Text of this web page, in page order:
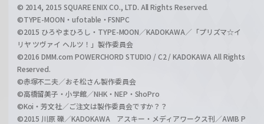
© 2014, 2015 SQUARE ENIX CO., LTD. All Rights Reserved.
©TYPE-MOON・ufotable・FSNPC
©2015 ひろやまひろし・TYPE-MOON／KADOKAWA／「プリズマ☆イ
リヤ ツヴァイ ヘルツ！」製作委員会
©2016 DMM.com POWERCHORD STUDIO / C2 / KADOKAWA All Rights
Reserved.
©赤塚不二夫／おそ松さん製作委員会
©高橋留美子・小学館／NHK・NEP・ShoPro
©Koi・芳文社／ご注文は製作委員会ですか？？
©2015 川原 礫／KADOKAWA アスキー・メディアワークス刊／AWIB P